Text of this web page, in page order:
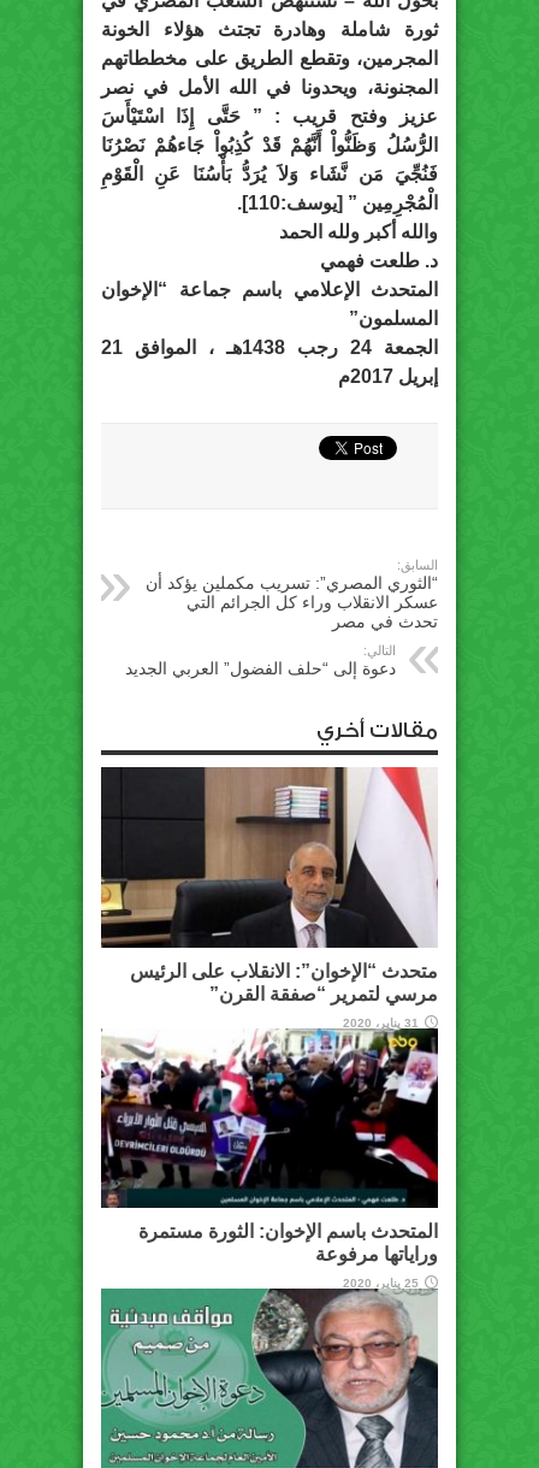
ثورة شاملة وهادرة تجتث هؤلاء الخونة
المجرمين، وتقطع الطريق على مخططاتهم
المجنونة، ويحدونا في الله الأمل في نصر
عزيز وفتح قريب : ” حَتَّى إِذَا اسْتَيْأَسَ
الرُّسُلُ وَظَنُّواْ أَنَّهُمْ قَدْ كُذِبُواْ جَاءهُمْ نَصْرُنَا
فَنُجِّيَ مَن نَّشَاء وَلاَ يُرَدُّ بَأْسُنَا عَنِ الْقَوْمِ
الْمُجْرِمِين ” [يوسف:110].
والله أكبر ولله الحمد
د. طلعت فهمي
المتحدث الإعلامي باسم جماعة “الإخوان
المسلمون”
الجمعة 24 رجب 1438هـ ، الموافق 21
إبريل 2017م
السابق:
“الثوري المصري”: تسريب مكملين يؤكد أن
عسكر الانقلاب وراء كل الجرائم التي
تحدث في مصر
التالي:
دعوة إلى “حلف الفضول” العربي الجديد
مقالات أخري
متحدث “الإخوان”: الانقلاب على الرئيس
مرسي لتمرير “صفقة القرن”
31 يناير، 2020
المتحدث باسم الإخوان: الثورة مستمرة
وراياتها مرفوعة
25 يناير، 2020